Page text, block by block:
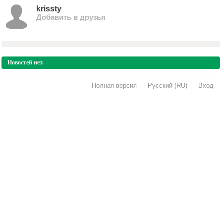
krissty
Добавить в друзья
Новостей нет.
Полная версия Русский (RU) Вход